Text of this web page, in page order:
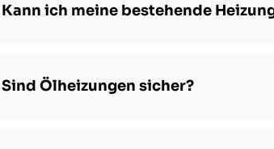
Kann ich meine bestehende
Sind Ölheizungen sicher?